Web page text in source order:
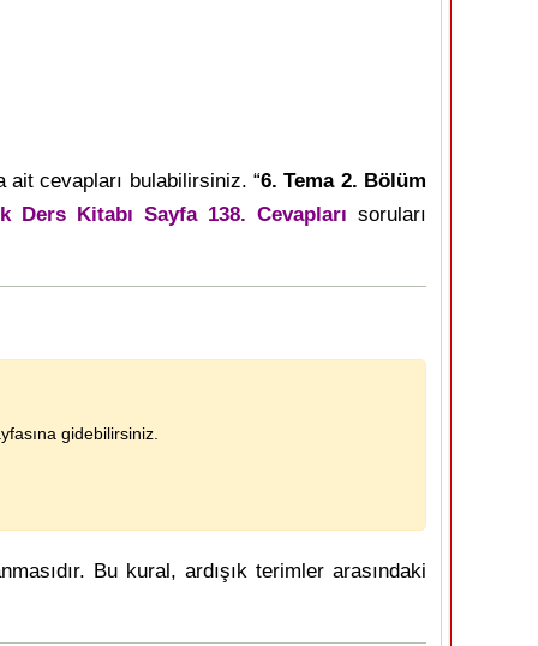
ait cevapları bulabilirsiniz. “6. Tema 2. Bölüm
Ders Kitabı Sayfa 138. Cevapları soruları
gidebilirsiniz.
Bu kural, ardışık terimler arasındaki